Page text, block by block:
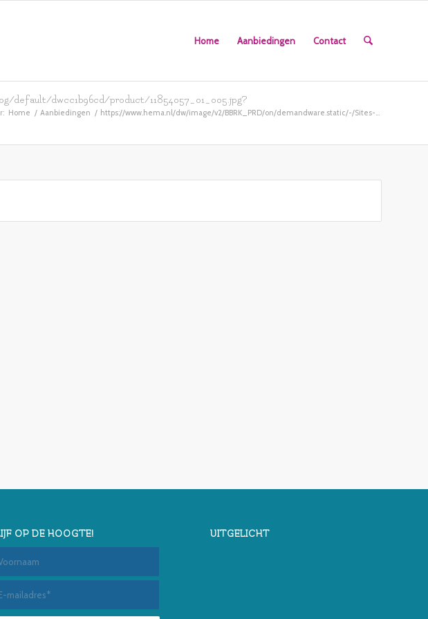
Home Aanbiedingen Contact
dwcc1b96cd/product/11854057_01_005.jpg?
Home / Aanbiedingen / https://www.hema.nl/dw/image/v2/BBRK_PRD/on/demandware.static/-/Sites-...
OP DE HOOGTE! UITGELICHT